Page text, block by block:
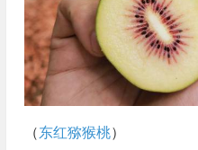
（东红猕猴桃）